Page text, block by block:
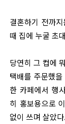
결혼하기 전까
때 집에 누굴 초
당연히 그 컵에
택배를 주문했
한 카페에서 행
히 홍보용으로
없이 쓰며 살았